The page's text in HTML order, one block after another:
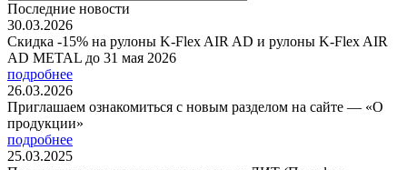
Последние новости
30.03.2026
Скидка -15% на рулоны K-Flex AIR AD и рулоны K-Flex AIR
AD METAL до 31 мая 2026
подробнее
26.03.2026
Приглашаем ознакомиться с новым разделом на сайте — «О
продукции»
подробнее
25.03.2025